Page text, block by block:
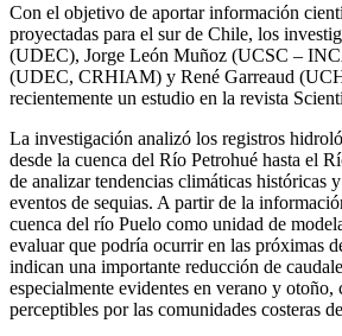
Con el objetivo de aportar información
proyectadas para el sur de Chile, los
(UDEC), Jorge León Muñoz (UCSC –
(UDEC, CRHIAM) y René Garreaud
recientemente un estudio en la revista
La investigación analizó los registros
desde la cuenca del Río Petrohué hasta el
de analizar tendencias climáticas históricas
eventos de sequias. A partir de la
cuenca del río Puelo como unidad de
evaluar que podría ocurrir en las próximas
indican una importante reducción de
especialmente evidentes en verano y otoño,
perceptibles por las comunidades costeras